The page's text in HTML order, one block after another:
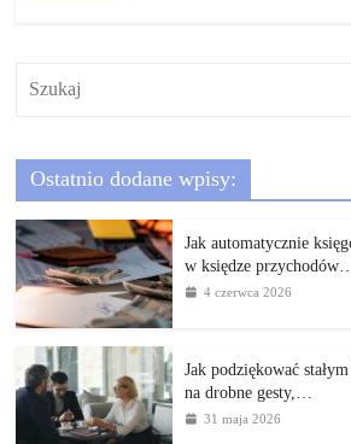
Ostatnio dodane wpisy:
Jak automatycznie
w księdze przychodów…
4 czerwca 2026
Jak podziękować
na drobne gesty,…
31 maja 2026